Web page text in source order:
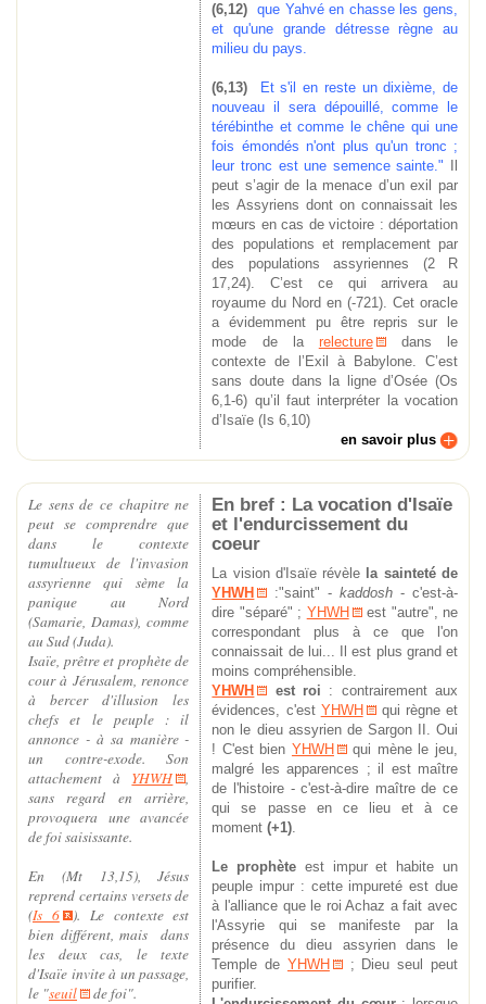
(6,12) que Yahvé en chasse les gens,
et qu'une grande détresse règne au
milieu du pays.
(6,13)
Et s'il en reste un dixième, de
nouveau il sera dépouillé, comme le
térébinthe et comme le chêne qui une
fois émondés n'ont plus qu'un tronc ;
leur tronc est une semence sainte."
peut s’agir de la menace d’un exil par
les Assyriens dont on connaissait les
mœurs en cas de victoire : déportation
des populations et remplacement par
des populations assyriennes (2 R
17,24). C’est ce qui arrivera au
royaume du Nord en (-721). Cet oracle
a évidemment pu être repris sur le
mode de la relecture
dans le
contexte de l’Exil à Babylone. C’est
sans doute dans la ligne d’Osée (Os
6,1-6) qu’il faut interpréter la vocation
d’Isaïe (Is 6,10)
en savoir plus
Le sens de ce chapitre ne
peut se comprendre que
dans le contexte
tumultueux de l'invasion
assyrienne qui sème la
panique au Nord
(Samarie, Damas), comme
au Sud (Juda).
Isaïe, prêtre et prophète de
cour à Jérusalem, renonce
à bercer d'illusion les
chefs et le peuple : il
annonce - à sa manière -
un contre-exode. Son
attachement à YHWH
,
sans regard en arrière,
provoquera une avancée
de foi saisissante.
En (Mt 13,15), Jésus
reprend certains versets de
(Is 6
). Le contexte est
bien différent, mais dans
les deux cas, le texte
d'Isaïe invite à un passage,
le "seuil de foi".
En bref : La vocation d'Isaïe
et l'endurcissement du
coeur
La vision d'Isaïe révèle la sainteté de
YHWH
:"saint" -kaddosh- c'est-à-
dire "séparé" ; YHWH
est "autre", ne
correspondant plus à ce que l'on
connaissait de lui... Il est plus grand et
moins compréhensible.
YHWH
est roi : contrairement aux
évidences, c'est YHWH
qui règne et
non le dieu assyrien de Sargon II. Oui
! C'est bien YHWH
qui mène le jeu,
malgré les apparences ; il est maître
de l'histoire - c'est-à-dire maître de ce
qui se passe en ce lieu et à ce
moment(+1).
Le prophète est impur et habite un
peuple impur : cette impureté est due
à l'alliance que le roi Achaz a fait avec
l'Assyrie qui se manifeste par la
présence du dieu assyrien dans le
Temple de YHWH
; Dieu seul peut
purifier.